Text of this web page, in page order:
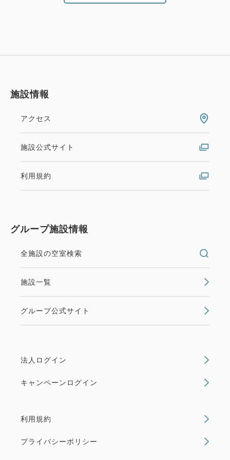
施設情報
アクセス
施設公式サイト
利用規約
グループ施設情報
全施設の空室検索
施設一覧
グループ公式サイト
法人ログイン
キャンペーンログイン
利用規約
プライバシーポリシー